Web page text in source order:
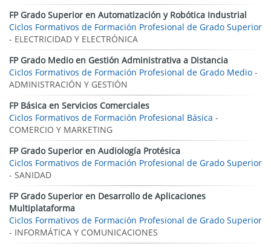
FP Grado Superior en Automatización y Robótica Industrial
Ciclos Formativos de Formación Profesional de Grado Superior
- ELECTRICIDAD Y ELECTRÓNICA
FP Grado Medio en Gestión Administrativa a Distancia
Ciclos Formativos de Formación Profesional de Grado Medio -
ADMINISTRACIÓN Y GESTIÓN
FP Básica en Servicios Comerciales
Ciclos Formativos de Formación Profesional Básica -
COMERCIO Y MARKETING
FP Grado Superior en Audiología Protésica
Ciclos Formativos de Formación Profesional de Grado Superior
- SANIDAD
FP Grado Superior en Desarrollo de Aplicaciones
Multiplataforma
Ciclos Formativos de Formación Profesional de Grado Superior
- INFORMÁTICA Y COMUNICACIONES